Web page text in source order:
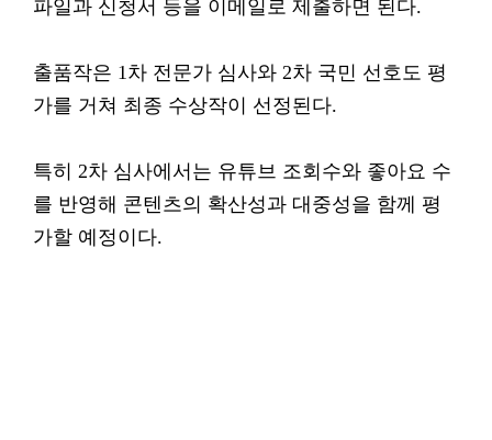
파일과 신청서 등을 이메일로 제출하면 된다.
출품작은 1차 전문가 심사와 2차 국민 선호도 평
가를 거쳐 최종 수상작이 선정된다.
특히 2차 심사에서는 유튜브 조회수와 좋아요 수
를 반영해 콘텐츠의 확산성과 대중성을 함께 평
가할 예정이다.